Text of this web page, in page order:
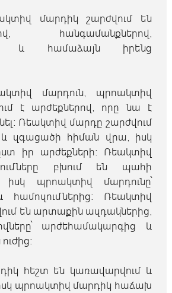
մարդիկ շարժվում են
հանգամանքներով,
և համաձայն իրենց
մարդուն, պրոակտիվ
է արժեքներով, որը նա է
Ռեակտիվ մարդը շարժվում
զգացածի հիման վրա, իսկ
իր արժեքների։ Ռեակտիվ
բխում են պահի
իսկ պրոակտիվ մարդունը՝
համոզումներից։ Ռեակտիվ
են արտաքին ազդակներից,
արժեհամակարգից և
հեշտ են կառավարվում և
պրոակտիվ մարդիկ հաճախ